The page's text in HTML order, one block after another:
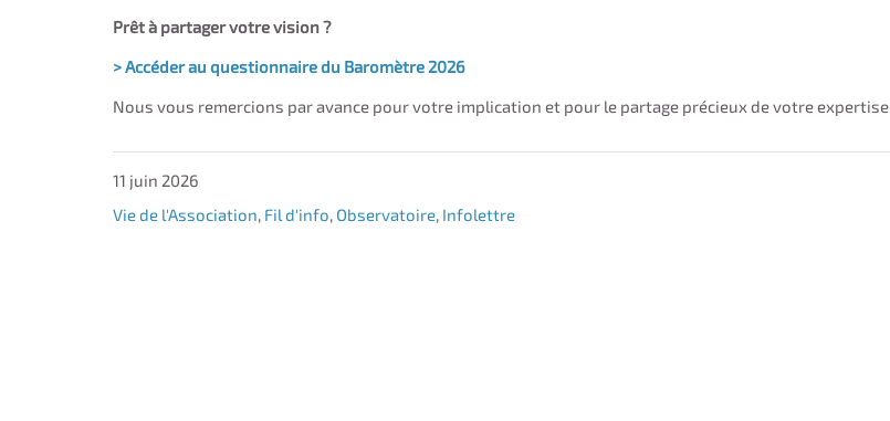
Prêt à partager votre vision ?
> Accéder au questionnaire du Baromètre 2026
Nous vous remercions par avance pour votre implication et pour le partage précieux de votre expertise.
11 juin 2026
Vie de l'Association Fil d'info Observatoire Infolettre